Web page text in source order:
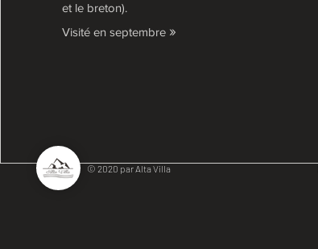
et le breton).
Visité en septembre »
© 2020 par Alta Villa